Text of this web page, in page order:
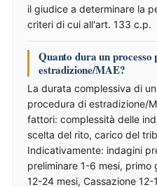
il giudice a determinare la
criteri di cui all'art. 133 c.p.
Quanto dura un
estradizione/MAE?
La durata complessiva di
procedura di estradizione/
fattori: complessità delle
scelta del rito, carico del
Indicativamente: indagini
preliminare 1-6 mesi,
12-24 mesi, Cassazione